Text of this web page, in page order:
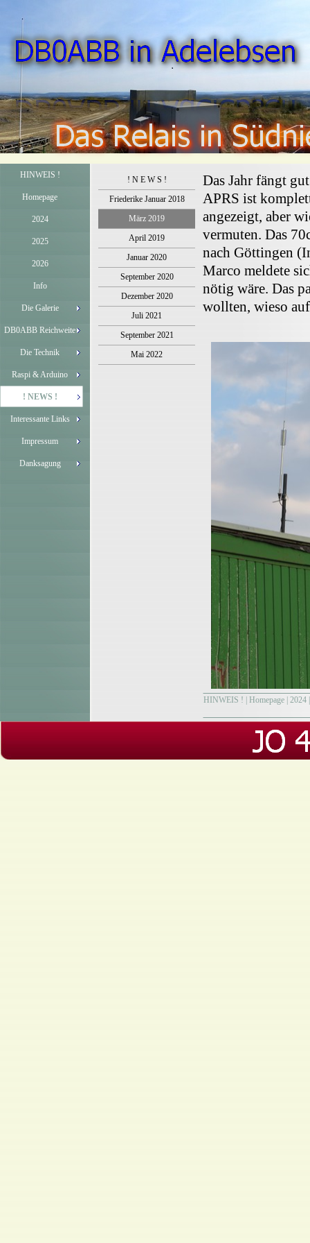
HINWEIS !
Homepage
2024
2025
2026
Info
Die Galerie
DB0ABB Reichweite
Die Technik
Raspi & Arduino
! NEWS !
Interessante Links
Impressum
Danksagung
! N E W S !
Friederike Januar 2018
März 2019
April 2019
Januar 2020
September 2020
Dezember 2020
Juli 2021
September 2021
Mai 2022
Das Jahr fängt
APRS ist
angezeigt, aber
vermuten. Das
nach Göttingen
Marco meldete
nötig wäre. Das
wollten, wieso
HINWEIS ! Homepage 2024